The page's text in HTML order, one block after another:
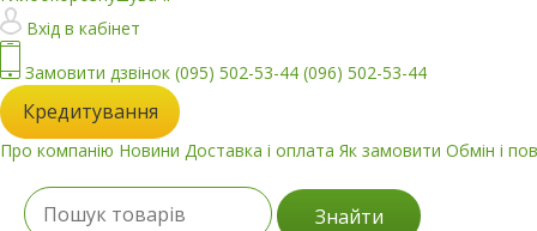
Вхід в кабінет
Замовити дзвінок (095) 502-53-44 (096) 502-53-44
Кредитування
Про компанію Новини Доставка і оплата Як замовити Обмін і
Знайти